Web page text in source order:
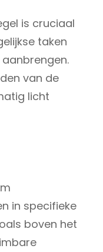
is cruciaal
taken
van de
licht
in specifieke
boven het